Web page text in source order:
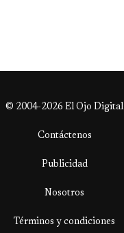
© 2004-2026 El Ojo Digital
Contáctenos
Publicidad
Nosotros
Términos y condiciones